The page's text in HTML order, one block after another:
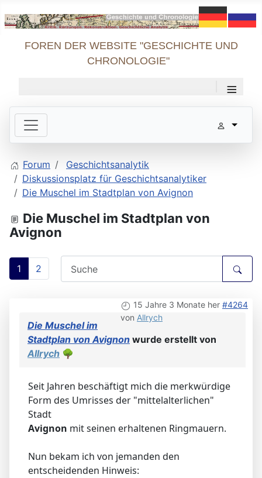
FOREN DER WEBSITE "GESCHICHTE UND
CHRONOLOGIE"
≡
Forum
Geschichtsanalytik
Diskussionsplatz für Geschichtsanalytiker
Die Muschel im Stadtplan von Avignon
Die Muschel im Stadtplan von
Avignon
1 2
15 Jahre 3 Monate her #4264
von Allrych
Die Muschel im
Stadtplan von Avignon wurde erstellt von
Allrych 🌳
Seit Jahren beschäftigt mich die merkwürdige
Form des Umrisses der "mittelalterlichen"
Stadt
Avignon mit seinen erhaltenen Ringmauern.
Nun bekam ich von jemanden den
entscheidenden Hinweis: